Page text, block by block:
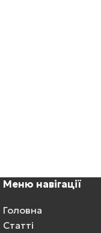
Меню навігації
Головна
Статті